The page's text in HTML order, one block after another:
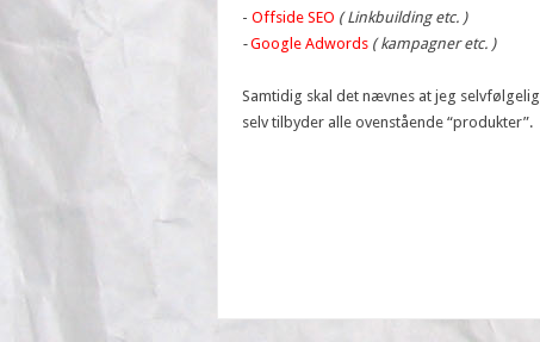
- Offside SEO ( Linkbuilding etc. )
-Google Adwords ( kampagner etc. )
Samtidig skal det nævnes at jeg selvfølgelig
selv tilbyder alle ovenstående “produkter”.